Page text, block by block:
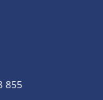
855